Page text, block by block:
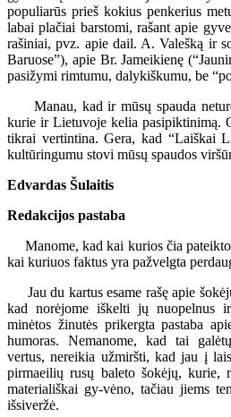
populiarūs prieš kokius penkerius
labai plačiai barstomi, rašant apie
rašiniai, pvz. apie dail. A. Valešką ir
Baruose”), apie Br. Jameikienę
pasižymi rimtumu, dalykiškumu, be
Manau, kad ir mūsų spauda
kurie ir Lietuvoje kelia pasipiktinimą.
tikrai vertintina. Gera, kad “Laiškai
kultūringumu stovi mūsų spaudos
Edvardas Šulaitis
Redakcijos pastaba
Manome, kad kai kurios čia
kai kuriuos faktus yra pažvelgta
Jau du kartus esame rašę apie
kad norėjome iškelti jų nuopelnus
minėtos žinutės prikergta pastaba
humoras. Nemanome, kad tai
vertus, nereikia užmiršti, kad jau į
pirmaeilių rusų baleto šokėjų, kurie,
materiališkai gy-vėno, tačiau jiems
išsiveržė.